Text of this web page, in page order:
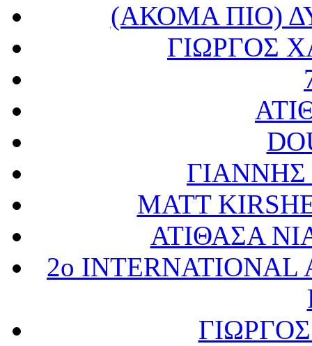
(ΑΚΟΜΑ ΠΙΟ)
ΓΙΩΡΓΟΣ
MATT
ΑΤΙΘΑΣΑ
2ο INTERNATIONAL